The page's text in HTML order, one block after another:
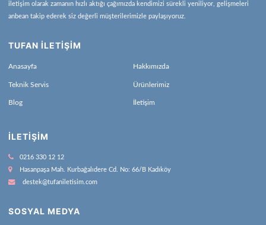
iletişim olarak zamanın hızlı aktığı çağımızda kendimizi sürekli yeniliyor, gelişmeleri
anbean takip ederek siz değerli müşterilerimizle paylaşıyoruz.
TUFAN İLETİŞİM
Anasayfa Hakkımızda
Teknik Servis Ürünlerimiz
Blog İletişim
İLETIŞIM
0216 330 12 12
Hasanpaşa Mah. Kurbağalıdere Cd. No: 66/B Kadıköy
destek@tufaniletisim.com
SOSYAL MEDYA